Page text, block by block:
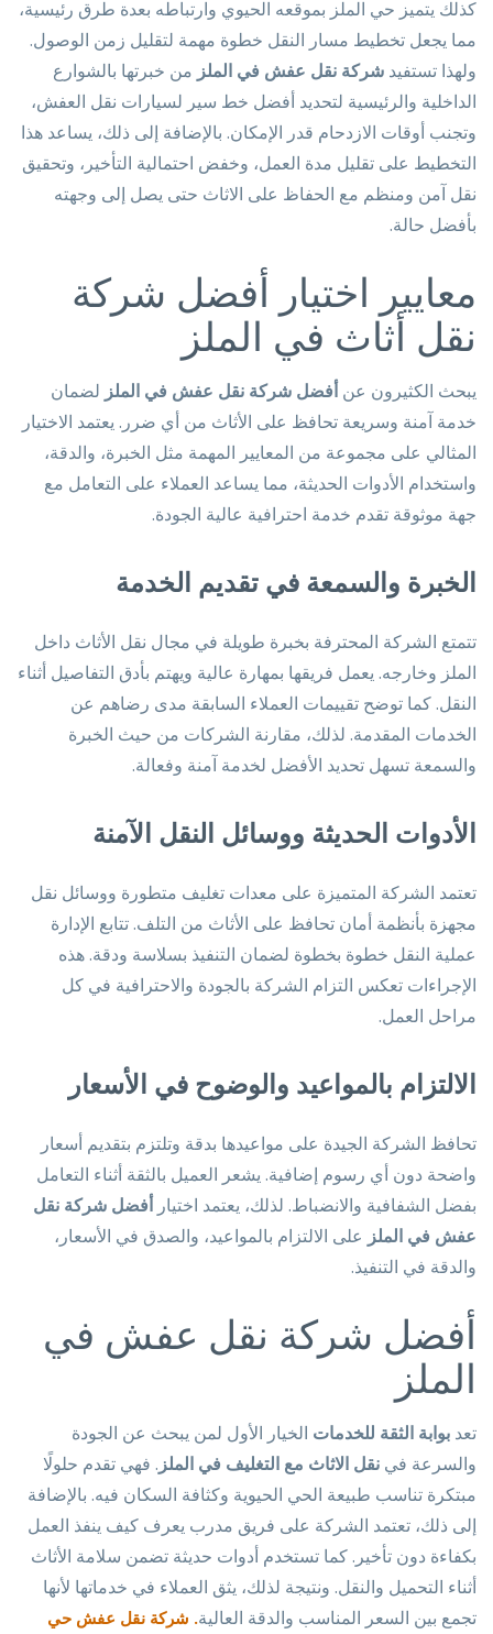
كذلك يتميز حي الملز بموقعه الحيوي وارتباطه بعدة طرق رئيسية،
مما يجعل تخطيط مسار النقل خطوة مهمة لتقليل زمن الوصول.
ولهذا تستفيد شركة نقل عفش في الملز من خبرتها بالشوارع
الداخلية والرئيسية لتحديد أفضل خط سير لسيارات نقل العفش،
وتجنب أوقات الازدحام قدر الإمكان. بالإضافة إلى ذلك، يساعد هذا
التخطيط على تقليل مدة العمل، وخفض احتمالية التأخير، وتحقيق
نقل آمن ومنظم مع الحفاظ على الاثاث حتى يصل إلى وجهته
بأفضل حالة.
معايير اختيار أفضل شركة
نقل أثاث في الملز
يبحث الكثيرون عنأفضل شركة نقل عفش في الملز لضمان
خدمة آمنة وسريعة تحافظ على الأثاث من أي ضرر. يعتمد الاختيار
المثالي على مجموعة من المعايير المهمة مثل الخبرة، والدقة،
واستخدام الأدوات الحديثة، مما يساعد العملاء على التعامل مع
جهة موثوقة تقدم خدمة احترافية عالية الجودة.
الخبرة والسمعة في تقديم الخدمة
تتمتع الشركة المحترفة بخبرة طويلة في مجال نقل الأثاث داخل
الملز وخارجه. يعمل فريقها بمهارة عالية ويهتم بأدق التفاصيل أثناء
النقل. كما توضح تقييمات العملاء السابقة مدى رضاهم عن
الخدمات المقدمة. لذلك، مقارنة الشركات من حيث الخبرة
والسمعة تسهل تحديد الأفضل لخدمة آمنة وفعالة.
الأدوات الحديثة ووسائل النقل الآمنة
تعتمد الشركة المتميزة على معدات تغليف متطورة ووسائل نقل
مجهزة بأنظمة أمان تحافظ على الأثاث من التلف. تتابع الإدارة
عملية النقل خطوة بخطوة لضمان التنفيذ بسلاسة ودقة. هذه
الإجراءات تعكس التزام الشركة بالجودة والاحترافية في كل
مراحل العمل.
الالتزام بالمواعيد والوضوح في الأسعار
تحافظ الشركة الجيدة على مواعيدها بدقة وتلتزم بتقديم أسعار
واضحة دون أي رسوم إضافية. يشعر العميل بالثقة أثناء التعامل
بفضل الشفافية والانضباط. لذلك، يعتمد اختيارأفضل شركة نقل
عفش في الملز على الالتزام بالمواعيد، والصدق في الأسعار،
والدقة في التنفيذ.
أفضل شركة نقل عفش في
الملز
تعد بوابة الثقة للخدمات الخيار الأول لمن يبحث عن الجودة
والسرعة في نقل الاثاث مع التغليف في الملز . فهي تقدم حلولًا
مبتكرة تناسب طبيعة الحي الحيوية وكثافة السكان فيه. بالإضافة
إلى ذلك، تعتمد الشركة على فريق مدرب يعرف كيف ينفذ العمل
بكفاءة دون تأخير. كما تستخدم أدوات حديثة تضمن سلامة الأثاث
أثناء التحميل والنقل. ونتيجة لذلك، يثق العملاء في خدماتها لأنها
تجمع بين السعر المناسب والدقة العالية. شركة نقل عفش حي